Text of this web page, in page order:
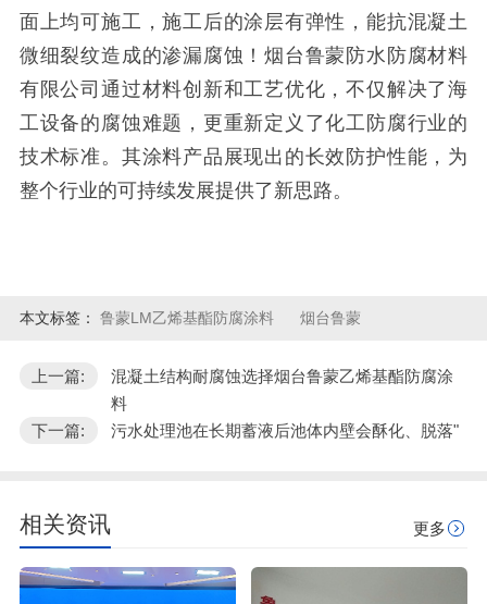
面上均可施工，施工后的涂层有弹性，能抗混凝土
微细裂纹造成的渗漏腐蚀！烟台鲁蒙防水防腐材料
有限公司通过材料创新和工艺优化，不仅解决了海
工设备的腐蚀难题，更重新定义了化工防腐行业的
技术标准。其涂料产品展现出的长效防护性能，为
整个行业的可持续发展提供了新思路。
本文标签： 鲁蒙LM乙烯基酯防腐涂料 烟台鲁蒙
上一篇:
混凝土结构耐腐蚀选择烟台鲁蒙乙烯基酯防腐涂
料
下一篇:
污水处理池在长期蓄液后池体内壁会酥化、脱落"
相关资讯 更多